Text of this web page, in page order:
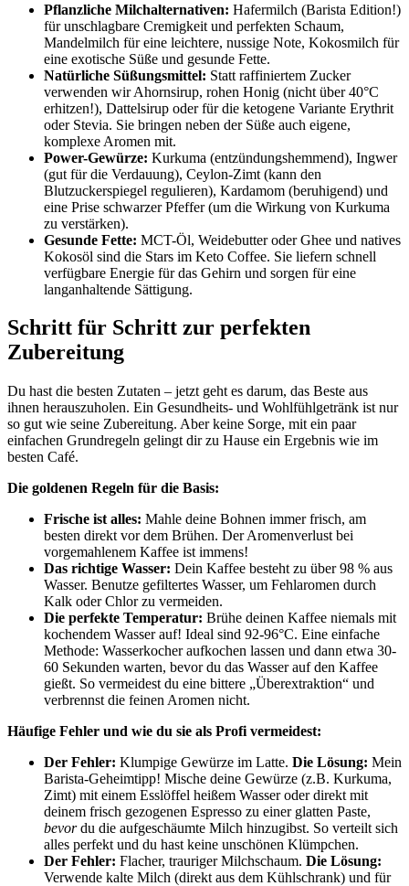
Pflanzliche Milchalternativen: Hafermilch (Barista Edition!)
für unschlagbare Cremigkeit und perfekten Schaum,
Mandelmilch für eine leichtere, nussige Note, Kokosmilch für
eine exotische Süße und gesunde Fette.
Natürliche Süßungsmittel: Statt raffiniertem Zucker
verwenden wir Ahornsirup, rohen Honig (nicht über 40°C
erhitzen!), Dattelsirup oder für die ketogene Variante Erythrit
oder Stevia. Sie bringen neben der Süße auch eigene,
komplexe Aromen mit.
Power-Gewürze: Kurkuma (entzündungshemmend), Ingwer
(gut für die Verdauung), Ceylon-Zimt (kann den
Blutzuckerspiegel regulieren), Kardamom (beruhigend) und
eine Prise schwarzer Pfeffer (um die Wirkung von Kurkuma
zu verstärken).
Gesunde Fette: MCT-Öl, Weidebutter oder Ghee und natives
Kokosöl sind die Stars im Keto Coffee. Sie liefern schnell
verfügbare Energie für das Gehirn und sorgen für eine
langanhaltende Sättigung.
Schritt für Schritt zur perfekten
Zubereitung
Du hast die besten Zutaten – jetzt geht es darum, das Beste aus
ihnen herauszuholen. Ein Gesundheits- und Wohlfühlgetränk ist nur
so gut wie seine Zubereitung. Aber keine Sorge, mit ein paar
einfachen Grundregeln gelingt dir zu Hause ein Ergebnis wie im
besten Café.
Die goldenen Regeln für die Basis:
Frische ist alles: Mahle deine Bohnen immer frisch, am
besten direkt vor dem Brühen. Der Aromenverlust bei
vorgemahlenem Kaffee ist immens!
Das richtige Wasser: Dein Kaffee besteht zu über 98 % aus
Wasser. Benutze gefiltertes Wasser, um Fehlaromen durch
Kalk oder Chlor zu vermeiden.
Die perfekte Temperatur: Brühe deinen Kaffee niemals mit
kochendem Wasser auf! Ideal sind 92-96°C. Eine einfache
Methode: Wasserkocher aufkochen lassen und dann etwa 30-
60 Sekunden warten, bevor du das Wasser auf den Kaffee
gießt. So vermeidest du eine bittere „Überextraktion“ und
verbrennst die feinen Aromen nicht.
Häufige Fehler und wie du sie als Profi vermeidest:
Der Fehler: Klumpige Gewürze im Latte. Die Lösung: Mein
Barista-Geheimtipp! Mische deine Gewürze (z.B. Kurkuma,
Zimt) mit einem Esslöffel heißem Wasser oder direkt mit
deinem frisch gezogenen Espresso zu einer glatten Paste,
bevordu die aufgeschäumte Milch hinzugibst. So verteilt sich
alles perfekt und du hast keine unschönen Klümpchen.
Der Fehler: Flacher, trauriger Milchschaum. Die Lösung:
Verwende kalte Milch (direkt aus dem Kühlschrank) und für